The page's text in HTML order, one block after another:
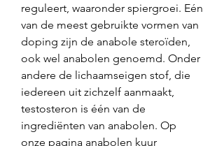
reguleert, waaronder spiergroei. Eén
van de meest gebruikte vormen van
doping zijn de anabole steroïden,
ook wel anabolen genoemd. Onder
andere de lichaamseigen stof, die
iedereen uit zichzelf aanmaakt,
testosteron is één van de
ingrediënten van anabolen. Op
onze pagina anabolen kuur